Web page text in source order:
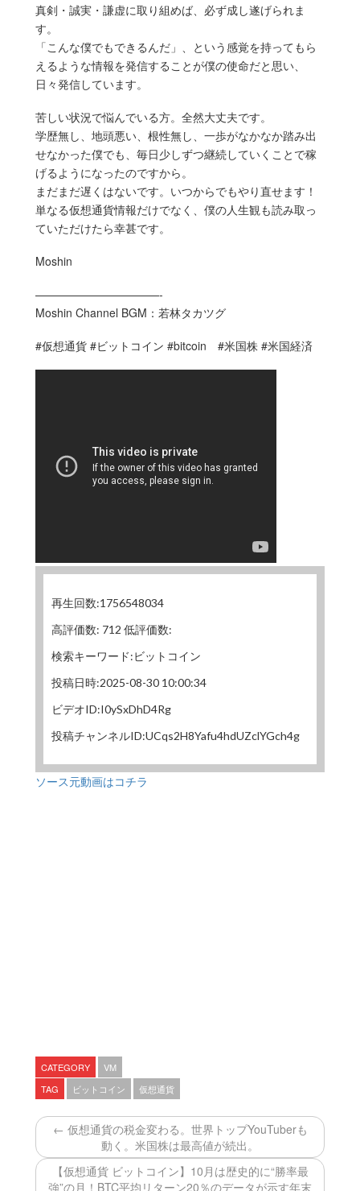
真剣・誠実・謙虚に取り組めば、必ず成し遂げられま
す。
「こんな僕でもできるんだ」、という感覚を持ってもら
えるような情報を発信することが僕の使命だと思い、
日々発信しています。
苦しい状況で悩んでいる方。全然大丈夫です。
学歴無し、地頭悪い、根性無し、一歩がなかなか踏み出
せなかった僕でも、毎日少しずつ継続していくことで稼
げるようになったのですから。
まだまだ遅くはないです。いつからでもやり直せます！
単なる仮想通貨情報だけでなく、僕の人生観も読み取っ
ていただけたら幸甚です。
Moshin
———————————-
Moshin Channel BGM：若林タカツグ
#仮想通貨 #ビットコイン #bitcoin #米国株 #米国経済
再生回数:1756548034
高評価数: 712 低評価数:
検索キーワード:ビットコイン
投稿日時:2025-08-30 10:00:34
ビデオID:I0ySxDhD4Rg
投稿チャンネルID:UCqs2H8Yafu4hdUZclYGch4g
ソース元動画はコチラ
CATEGORY
VM
TAG
ビットコイン 仮想通貨
← 仮想通貨の税金変わる。世界トップYouTuberも
動く。米国株は最高値が続出。
【仮想通貨 ビットコイン】10月は歴史的に“勝率最
強”の月！BTC平均リターン20％のデータが示す年末